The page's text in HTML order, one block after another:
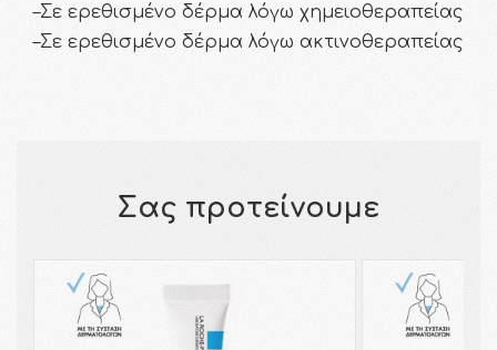
–Σε ερεθισμένο δέρμα λόγω χημειοθεραπείας
–Σε ερεθισμένο δέρμα λόγω ακτινοθεραπείας
Σας προτείνουμε